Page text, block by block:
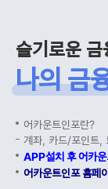
슬기로운
나의 금
어카운트인포란?
계좌, 카드/포인트,
APP설치 후 어카
어카운트인포 홈